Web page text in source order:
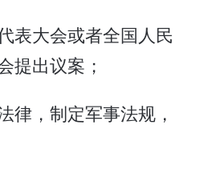
表大会或者全国人民
提出议案；
律，制定军事法规，